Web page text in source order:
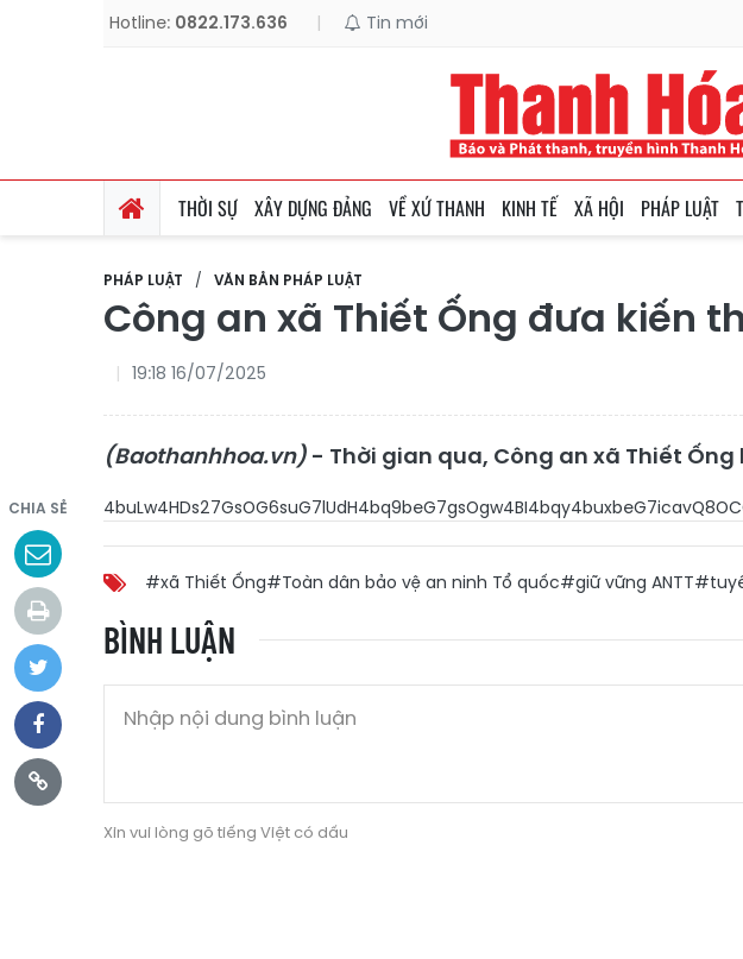
Hotline: 0822.173.636 | Tin mới
THỜI SỰ XÂY DỰNG ĐẢNG VỀ XỨ THANH KINH TẾ XÃ HỘI PHÁP LUẬT
PHÁP LUẬT VĂN BẢN PHÁP LUẬT
Công an xã Thiết Ống đưa kiến
19:18 16/07/2025
(Baothanhhoa.vn) - Thời gian qua, Công an xã Thiết
CHIA SẺ
#xã Thiết Ống#Toàn dân bảo vệ an ninh Tổ quốc#giữ vững ANTT
BÌNH LUẬN
Xin vui lòng gõ tiếng Việt có dấu